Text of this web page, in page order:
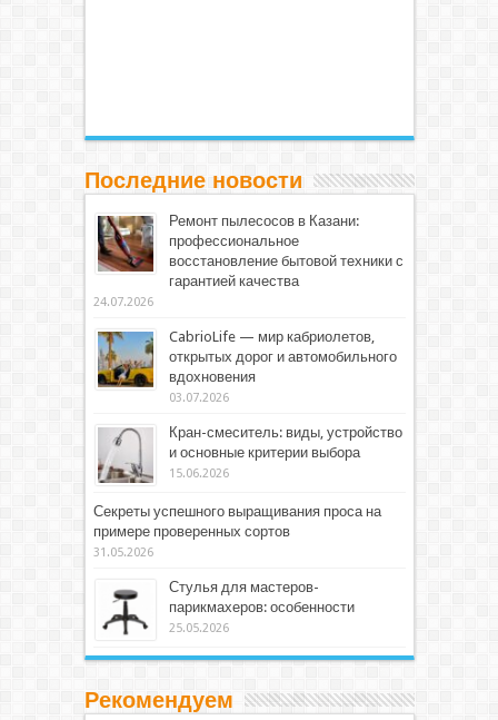
Последние новости
Ремонт пылесосов в Казани:
профессиональное
восстановление бытовой техники с
гарантией качества
24.07.2026
CabrioLife — мир кабриолетов,
открытых дорог и автомобильного
вдохновения
03.07.2026
Кран-смеситель: виды, устройство
и основные критерии выбора
15.06.2026
Секреты успешного выращивания проса на
примере проверенных сортов
31.05.2026
Стулья для мастеров-
парикмахеров: особенности
25.05.2026
Рекомендуем